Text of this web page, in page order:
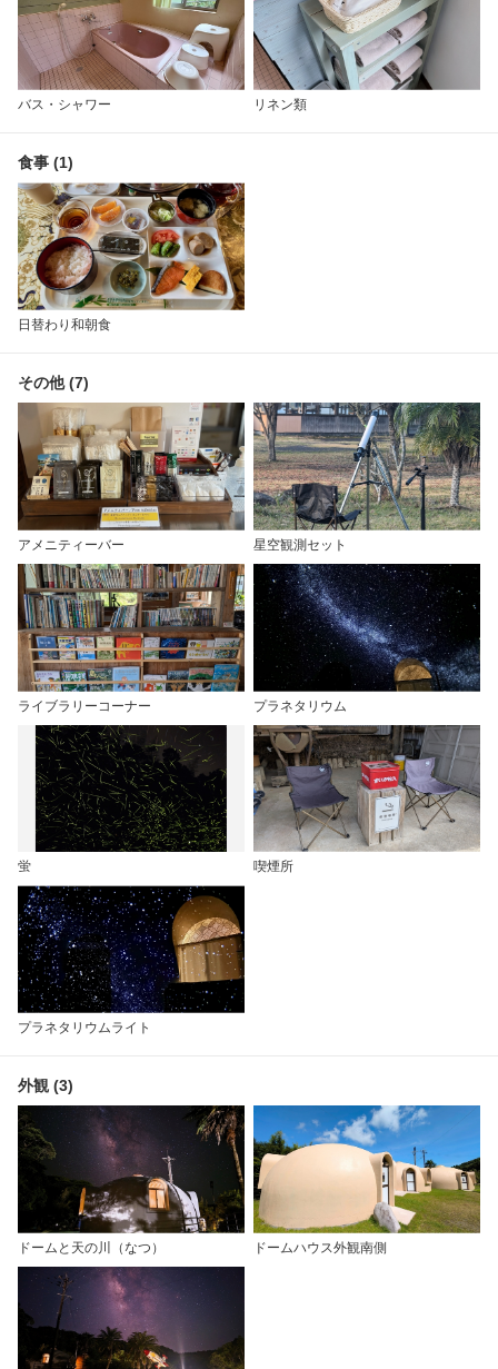
バス・シャワー リネン類
食事 (1)
日替わり和朝食
その他 (7)
アメニティーバー 星空観測セット
ライブラリーコーナー プラネタリウム
蛍 喫煙所
プラネタリウムライト
外観 (3)
ドームと天の川（なつ） ドームハウス外観南側